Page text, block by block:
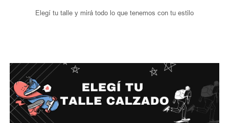
Elegí tu talle y mirá todo lo que tenemos con tu estilo